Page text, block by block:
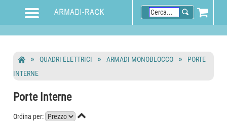
QUADRI ELETTRICI ARMADI MONOBLOCCO
PORTE
INTERNE
Porte Interne
Ordina per: 